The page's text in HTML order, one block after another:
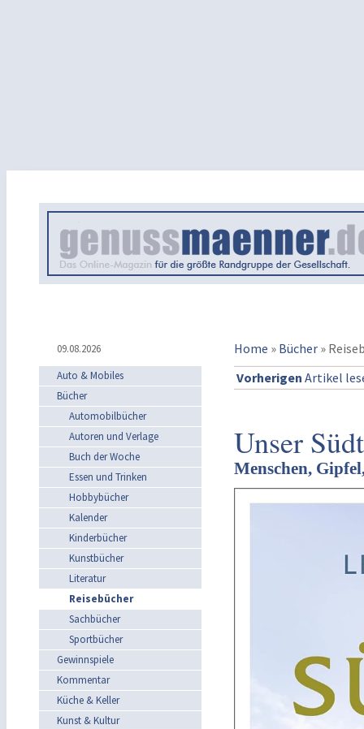
09.08.2026 Home » Bücher »
Auto & Mobiles
Bücher
Automobilbücher
Autoren und Verlage
Buch der Woche
Essen und Trinken
Hobbybücher
Kalender
Kinderbücher
Kunstbücher
Literatur
Reisebücher
Sachbücher
Sportbücher
Gewinnspiele
Kommentar
Küche & Keller
Kunst & Kultur
Vorherigen Artikel
Unser
Menschen,